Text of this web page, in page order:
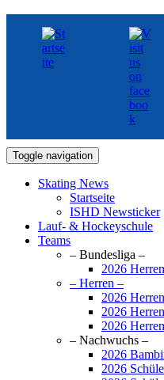
Toggle navigation
Skating News
Startseite
ISHD Newsticker
Lauf- & Hockeyschule
Teams
– Bundesliga –
2026
– Herren –
2026
2026
2026
– Nachwuchs –
2026
2026